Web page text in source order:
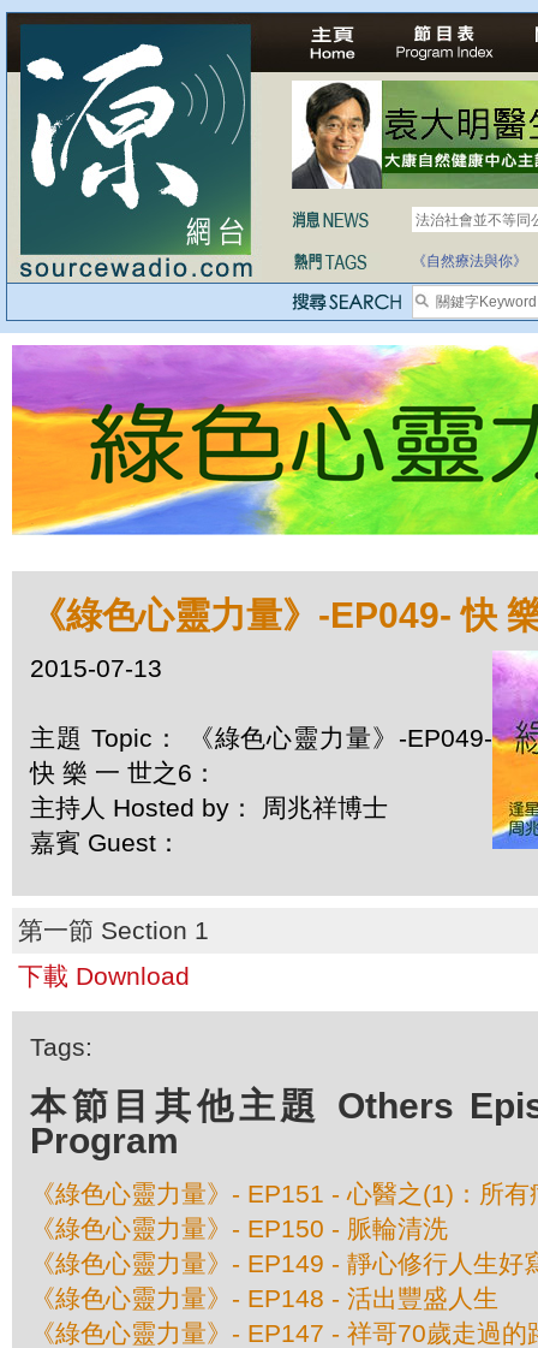
法治社會並不等同
《自然療法與你》
《綠色心靈力量》-EP049- 快
2015-07-13
主題 Topic： 《綠色心靈力量》-EP049-
快 樂 一 世之6：
主持人 Hosted by： 周兆祥博士
嘉賓 Guest：
第一節 Section 1
下載 Download
Tags:
本節目其他主題 Others
Program
《綠色心靈力量》- EP151 - 心醫之(1)：所
《綠色心靈力量》- EP150 - 脈輪清洗
《綠色心靈力量》- EP149 - 靜心修行人生好
《綠色心靈力量》- EP148 - 活出豐盛人生
《綠色心靈力量》- EP147 - 祥哥70歲走過的